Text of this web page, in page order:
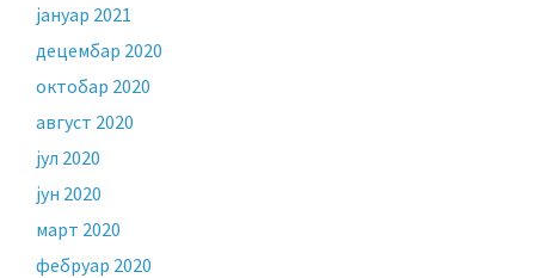
јануар 2021
децембар 2020
октобар 2020
август 2020
јул 2020
јун 2020
март 2020
фебруар 2020